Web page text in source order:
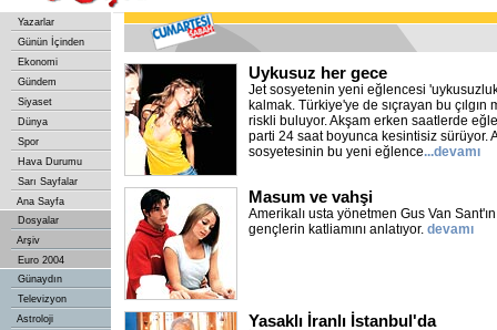
Yazarlar
Günün İçinden
Ekonomi
Gündem
Siyaset
Dünya
Spor
Hava Durumu
Sarı Sayfalar
Ana Sayfa
Dosyalar
Arşiv
Euro 2004
Günaydın
Televizyon
Astroloji
Uykusuz her gece
Jet sosyetenin yeni eğlencesi
kalmak. Türkiye'ye de sıçrayan bu çılgın
riskli buluyor. Akşam erken saatlerde
parti 24 saat boyunca kesintisiz sürüyor.
sosyetesinin bu yeni eğlence...devamı
Masum ve vahşi
Amerikalı usta yönetmen Gus Van Sant'ın
gençlerin katliamını anlatıyor. devamı
Yasaklı İranlı İstanbul'da